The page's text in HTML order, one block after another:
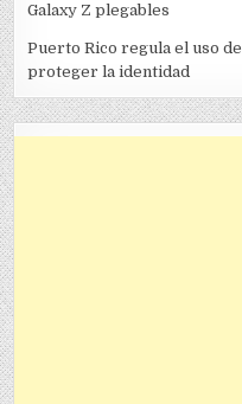
Galaxy Z plegables
Puerto Rico regula el uso
proteger la identidad